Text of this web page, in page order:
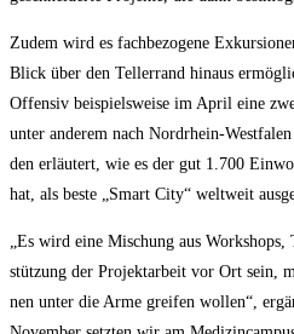
Zudem wird es fach­be­zo­ge­ne
Blick über den Tel­ler­rand hin­aus
Offen­siv bei­spiels­wei­se im April eine
unter ande­rem nach Nord­rhein-
den erläu­tert, wie es der gut 1.700
hat, als bes­te „Smart City“ welt­weit
„Es wird eine Mischung aus
stüt­zung der Pro­jekt­ar­beit vor Ort sein,
nen unter die Arme grei­fen wol­len“,